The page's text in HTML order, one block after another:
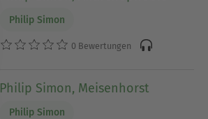
Philip Simon
0 Bewertungen
Philip Simon, Meisenhorst
Philip Simon